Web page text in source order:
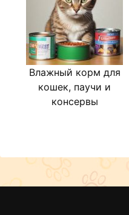
Влажный корм для
кошек, паучи и
консервы